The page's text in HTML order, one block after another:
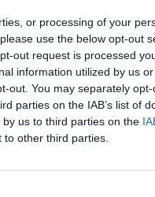
or processing of your
use the below opt-out
out request is processed
information utilized by us
out. You may separately
parties on the IAB’s list of
us to third parties on the
other third parties.
Montage/Systembolaget.
under
Nyhetssläpp
varje tisdag och